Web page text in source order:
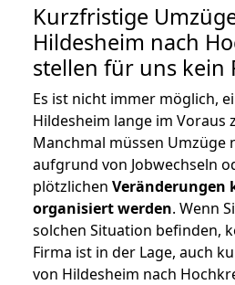
Kurzfristige
Hildesheim nach
stellen für uns kein
Es ist nicht immer möglich,
Hildesheim lange im Voraus
Manchmal müssen Umzüge
aufgrund von Jobwechseln
plötzlichen Veränderungen
organisiert werden. Wenn
solchen Situation befinden,
Firma ist in der Lage, auch
von Hildesheim nach